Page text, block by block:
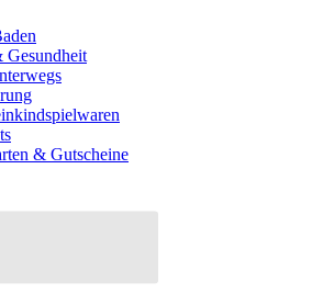
Gesundheit
& Gutscheine